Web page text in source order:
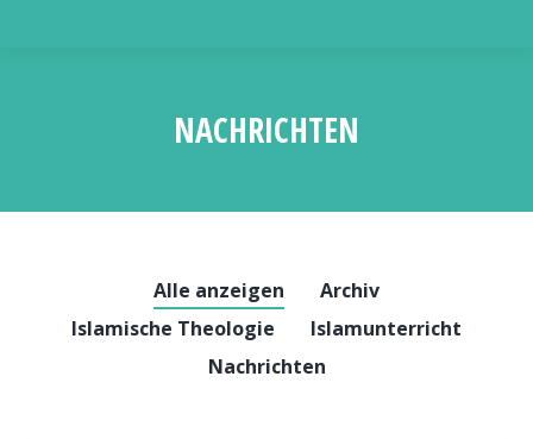
NACHRICHTEN
Alle anzeigen
Archiv
Islamische Theologie
Islamunterricht
Nachrichten